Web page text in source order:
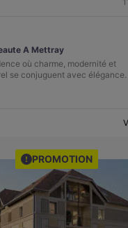
A Mettray
où charme, modernité et
se conjuguent avec élégance.
PROMOTION